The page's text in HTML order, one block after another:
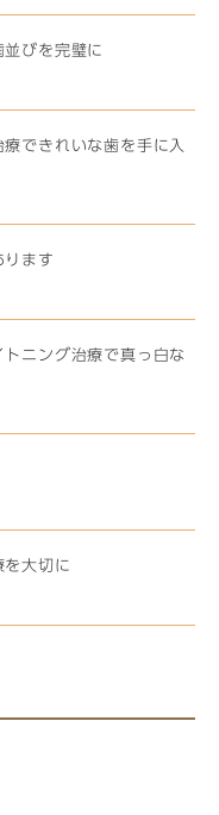
びを完璧に
できれいな歯を手に入
ります
ニング治療で真っ白な
を大切に